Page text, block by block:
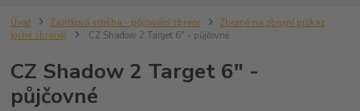
Úvod Zážitková střelba - půjčování zbraní
Zbraně na zbrojní průkaz
(ostré zbraně)
CZ Shadow 2 Target 6" - půjčovné
CZ Shadow 2 Target 6" -
půjčovné